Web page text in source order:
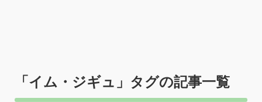
「イム・ジギュ 」タグの記事一覧